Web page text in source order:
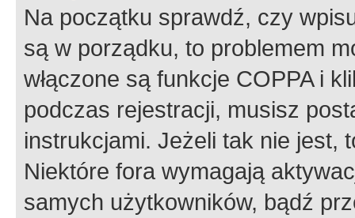
Na początku sprawdź, czy
są w porządku, to problemem
włączone są funkcje COPPA i
podczas rejestracji, musisz
instrukcjami. Jeżeli tak nie jest,
Niektóre fora wymagają
samych użytkowników, bądź